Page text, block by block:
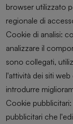
browser utilizzato
regionale di
Cookie di analisi:
analizzare il
sono collegati,
l'attività dei siti
introdurre
Cookie
pubblicitari che